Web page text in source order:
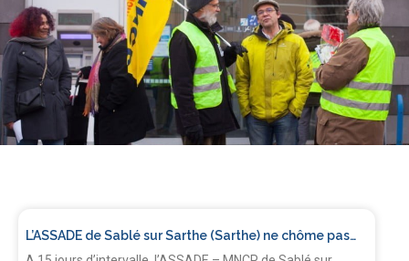
L’ASSADE de Sablé sur Sarthe (Sarthe) ne chôme pas…